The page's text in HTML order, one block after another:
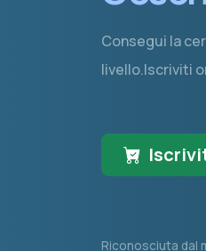
Consegui la
livello.Iscriviti
Riconosciuta dal